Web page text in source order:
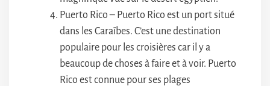
Puerto Rico – Puerto Rico est un port situé
dans les Caraïbes. C’est une destination
populaire pour les croisières car il y a
beaucoup de choses à faire et à voir. Puerto
Rico est connue pour ses plages